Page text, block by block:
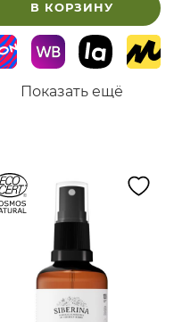
В КОРЗИНУ
Показать ещё